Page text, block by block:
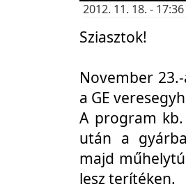
2012. 11. 18. -
Sziasztok!
November
a GE
A program
után a
majd
lesz terítéken.